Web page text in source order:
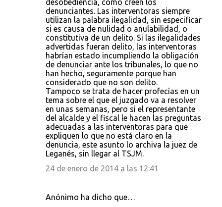
desobediencia, como creen los
denunciantes. Las interventoras siempre
utilizan la palabra ilegalidad, sin especificar
si es causa de nulidad o anulabilidad, o
constitutiva de un delito. Si las ilegalidades
advertidas fueran delito, las interventoras
habrían estado incumpliendo la obligación
de denunciar ante los tribunales, lo que no
han hecho, seguramente porque han
considerado que no son delito.
Tampoco se trata de hacer profecías en un
tema sobre el que el juzgado va a resolver
en unas semanas, pero si el representante
del alcalde y el fiscal le hacen las preguntas
adecuadas a las interventoras para que
expliquen lo que no está claro en la
denuncia, este asunto lo archiva la juez de
Leganés, sin llegar al TSJM.
24 de enero de 2014 a las 12:41
Anónimo ha dicho que…